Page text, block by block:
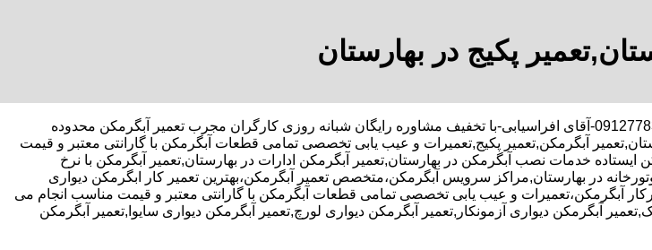
پکیج در بهارستان
,09127783292-آقای افراسیابی-با تخفیف مشاوره رایگان شبانه روزی کارگران مجرب تعمیر آبگرمکن محدوده
آبگرمکن,تعمیر پکیج,تعمیرات و عیب یابی تخصصی تمامی قطعات آبگرمکن با گارانتی معتبر و قیمت
خدمات نصب آبگرمکن در بهارستان,تعمیر آبگرمکن ادارات در بهارستان,تعمیر آبگرمکن با نرخ
در بهارستان,مراکز سرویس آبگرمکن،متخصص تعمیر آبگرمکن،بهترین تعمیر کار ابگرمکن دیواری
آبگرمکن،تعمیرات و عیب یابی تخصصی تمامی قطعات آبگرمکن با گارانتی معتبر و قیمت مناسب انجام می
آبگرمکن دیواری آزمونکار,تعمیر آبگرمکن دیواری لورچ,تعمیر آبگرمکن دیواری سایوا,تعمیر آبگرمکن